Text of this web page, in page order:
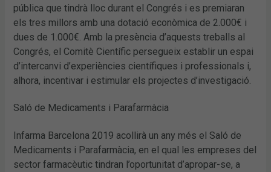
pública que tindrà lloc durant el Congrés i es premiaran
els tres millors amb una dotació econòmica de 2.000€ i
dues de 1.000€. Amb la presència d’aquests treballs al
Congrés, el Comitè Científic persegueix establir un espai
d’intercanvi d’experiències científiques i professionals i,
alhora, incentivar i estimular els projectes d’investigació.
Saló de Medicaments i Parafarmàcia
Infarma Barcelona 2019 acollirà un any més el Saló de
Medicaments i Parafarmàcia, en el qual les empreses del
sector farmacèutic tindran l’oportunitat d’apropar-se, a